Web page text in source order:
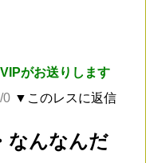
がお送りします
0 ▼このレスに返信
なんなんだ